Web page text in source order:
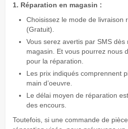
1. Réparation en magasin :
Choisissez le mode de livraison
(Gratuit).
Vous serez avertis par SMS
magasin. Et vous pourrez nous
pour la réparation.
Les prix indiqués comprennent
main d’oeuvre.
Le délai moyen de réparation
des encours.
Toutefois, si une commande de